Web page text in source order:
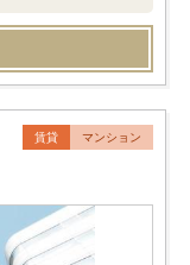
賃貸 マンション